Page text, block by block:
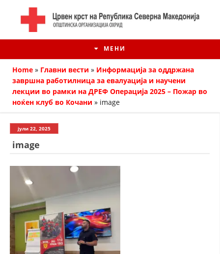
МЕНИ
СТРУКТУРА НА ОРГАНИЗАЦИЈАТА
КОНТАКТ ИНФОРМАЦИИ
Home » Главни вести » Информација за оддржана
завршна работилница за евалуација и научени
лекции во рамки на ДРЕФ Операција 2025 – Пожар во
ноќен клуб во Кочани » image
јули 22, 2025
image